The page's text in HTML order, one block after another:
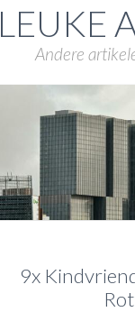
LEUKE
Andere
9x